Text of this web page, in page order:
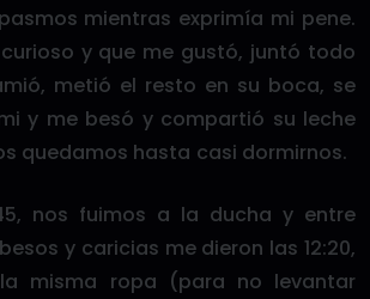
mientras exprimía mi pene.
y que me gustó, juntó todo
metió el resto en su boca, se
y me besó y compartió su leche
quedamos hasta casi dormirnos.
nos fuimos a la ducha y entre
y caricias me dieron las 12:20,
misma ropa (para no levantar